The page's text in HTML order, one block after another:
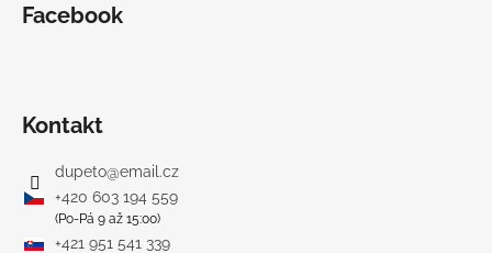
Facebook
Kontakt
dupeto@email.cz
+420 603 194 559
(Po-Pá 9 až 15:00)
+421 951 541 339